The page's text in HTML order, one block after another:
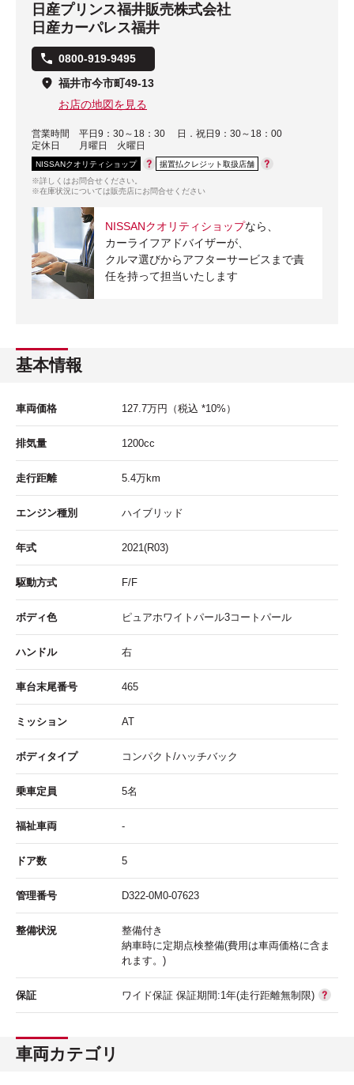
日産プリンス福井販売株式会社
日産カーパレス福井
0800-919-9495
福井市今市町49-13
お店の地図を見る
営業時間
平日9：30～18：30 日．祝日9：30～18：00
定休日
月曜日 火曜日
NISSANクオリティショップ
据置払クレジット取扱店舗
※詳しくはお問合せください。
※在庫状況については販売店にお問合せください
NISSANクオリティショップなら、
カーライフアドバイザーが、
クルマ選びからアフターサービスまで責
任を持って担当いたします
基本情報
車両価格 127.7万円 （税込 *10%）
排気量 1200cc
走行距離 5.4万km
エンジン種別 ハイブリッド
年式 2021(R03)
駆動方式 F/F
ボディ色 ピュアホワイトパール3コートパール
ハンドル 右
車台末尾番号 465
ミッション AT
ボディタイプ コンパクト/ハッチバック
乗車定員 5名
福祉車両 -
ドア数 5
管理番号 D322-0M0-07623
整備状況
整備付き
納車時に定期点検整備(費用は車両価格に含ま
れます。)
保証 ワイド保証 保証期間:1年(走行距離無制限)
車両カテゴリ